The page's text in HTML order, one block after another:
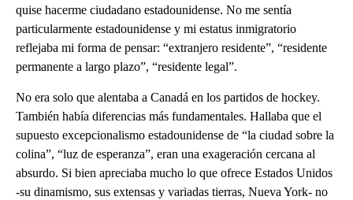
quise hacerme ciudadano estadounidense. No me sentía
particularmente estadounidense y mi estatus inmigratorio
reflejaba mi forma de pensar: “extranjero residente”, “residente
permanente a largo plazo”, “residente legal”.
No era solo que alentaba a Canadá en los partidos de hockey.
También había diferencias más fundamentales. Hallaba que el
supuesto excepcionalismo estadounidense de “la ciudad sobre la
colina”, “luz de esperanza”, eran una exageración cercana al
absurdo. Si bien apreciaba mucho lo que ofrece Estados Unidos
-su dinamismo, sus extensas y variadas tierras, Nueva York- no